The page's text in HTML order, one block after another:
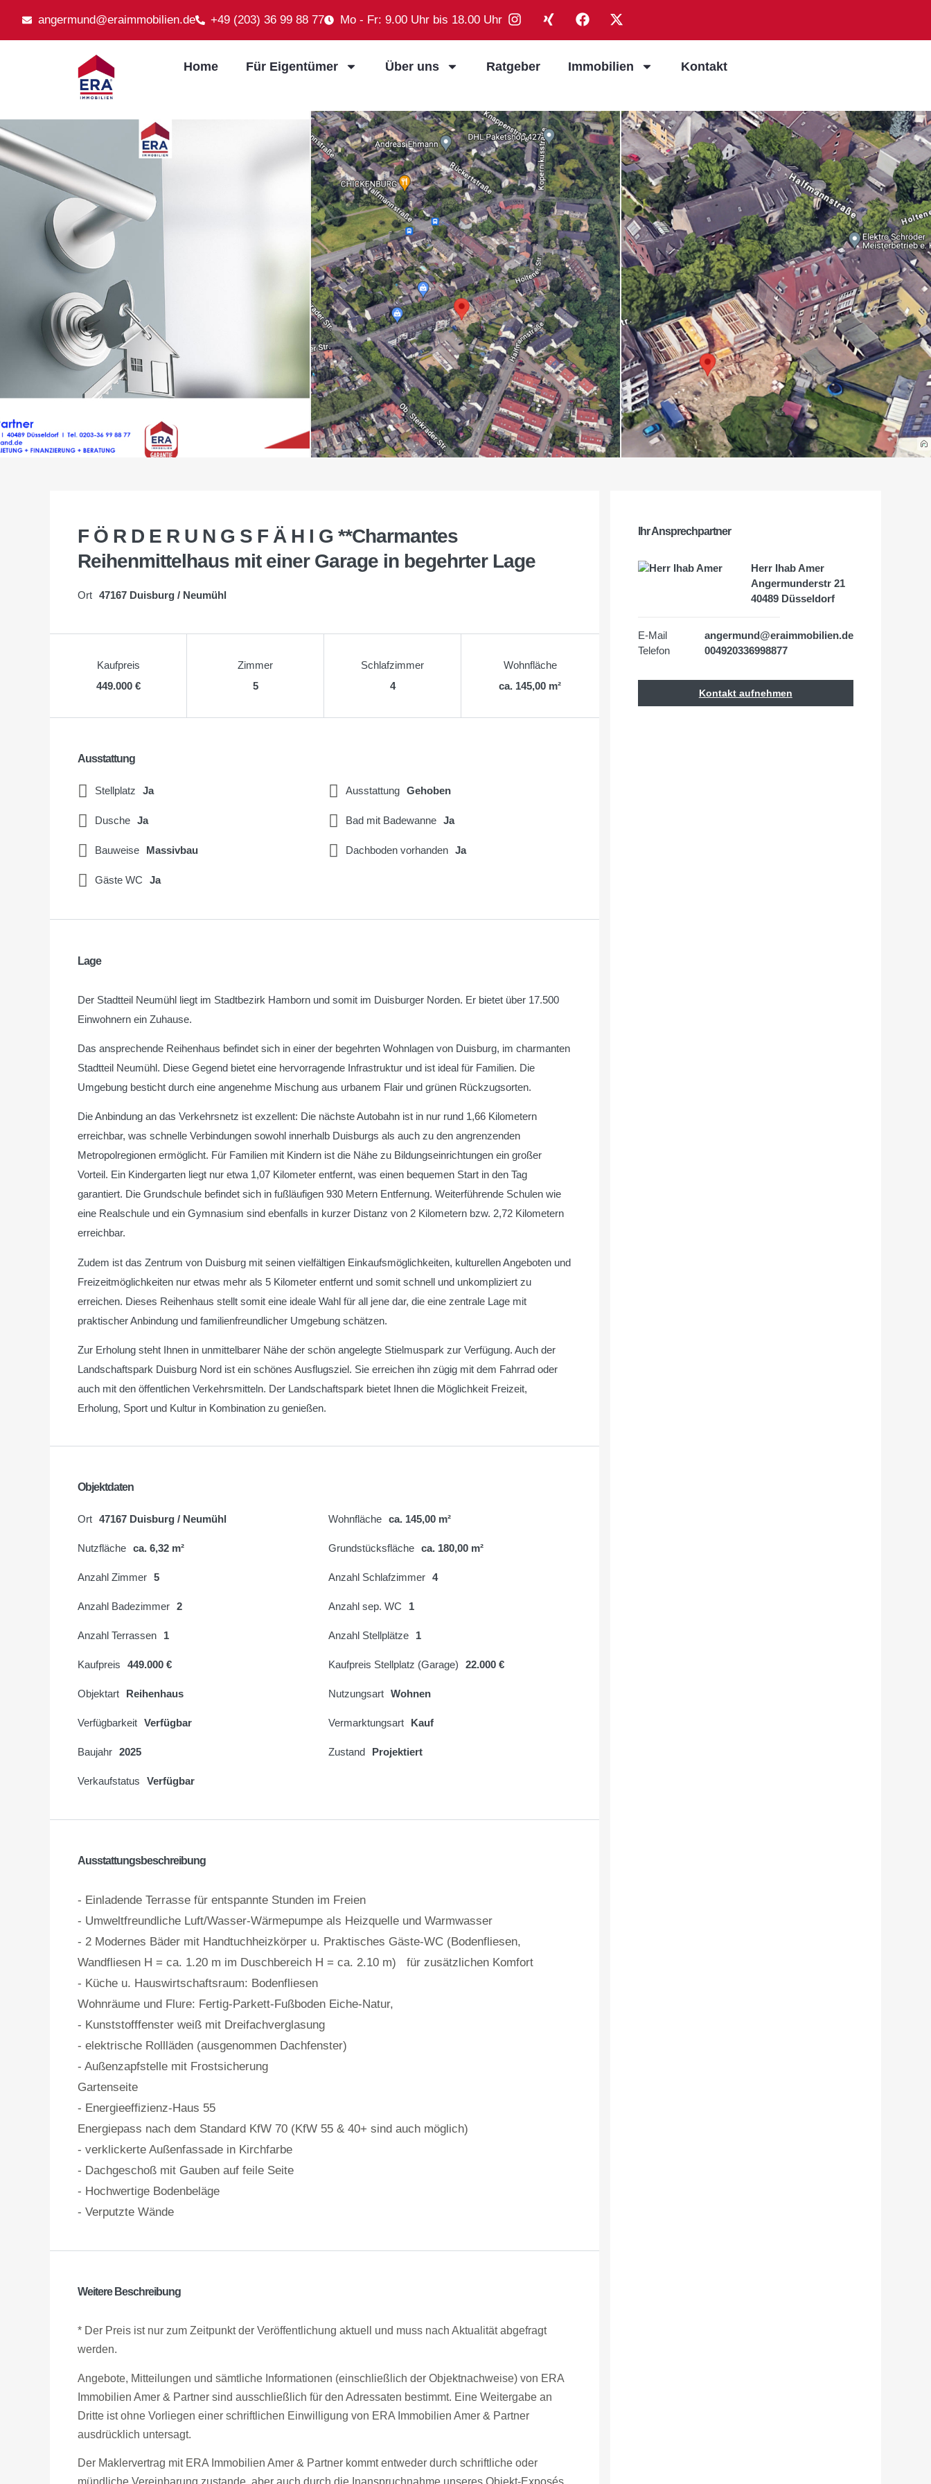
angermund@eraimmobilien.de +49 (203) 36 99 88 77 Mo - Fr: 9.00 Uhr bis 18.00 Uhr
Home Für Eigentümer Über uns Ratgeber Immobilien Kontakt
F Ö R D E R U N G S F Ä H I G **Charmantes
Reihenmittelhaus mit einer Garage in begehrter Lage
Ort 47167 Duisburg / Neumühl
Kaufpreis
449.000 €
Zimmer
5
Schlafzimmer
4
Wohnfläche
ca. 145,00 m²
Ausstattung
Stellplatz Ja Ausstattung Gehoben
Dusche Ja Bad mit Badewanne Ja
Bauweise Massivbau Dachboden vorhanden Ja
Gäste WC Ja
Lage
Der Stadtteil Neumühl liegt im Stadtbezirk Hamborn und somit im Duisburger Norden. Er bietet über 17.500
Einwohnern ein Zuhause.
Das ansprechende Reihenhaus befindet sich in einer der begehrten Wohnlagen von Duisburg, im charmanten
Stadtteil Neumühl. Diese Gegend bietet eine hervorragende Infrastruktur und ist ideal für Familien. Die
Umgebung besticht durch eine angenehme Mischung aus urbanem Flair und grünen Rückzugsorten.
Die Anbindung an das Verkehrsnetz ist exzellent: Die nächste Autobahn ist in nur rund 1,66 Kilometern
erreichbar, was schnelle Verbindungen sowohl innerhalb Duisburgs als auch zu den angrenzenden
Metropolregionen ermöglicht. Für Familien mit Kindern ist die Nähe zu Bildungseinrichtungen ein großer
Vorteil. Ein Kindergarten liegt nur etwa 1,07 Kilometer entfernt, was einen bequemen Start in den Tag
garantiert. Die Grundschule befindet sich in fußläufigen 930 Metern Entfernung. Weiterführende Schulen wie
eine Realschule und ein Gymnasium sind ebenfalls in kurzer Distanz von 2 Kilometern bzw. 2,72 Kilometern
erreichbar.
Zudem ist das Zentrum von Duisburg mit seinen vielfältigen Einkaufsmöglichkeiten, kulturellen Angeboten und
Freizeitmöglichkeiten nur etwas mehr als 5 Kilometer entfernt und somit schnell und unkompliziert zu
erreichen. Dieses Reihenhaus stellt somit eine ideale Wahl für all jene dar, die eine zentrale Lage mit
praktischer Anbindung und familienfreundlicher Umgebung schätzen.
Zur Erholung steht Ihnen in unmittelbarer Nähe der schön angelegte Stielmuspark zur Verfügung. Auch der
Landschaftspark Duisburg Nord ist ein schönes Ausflugsziel. Sie erreichen ihn zügig mit dem Fahrrad oder
auch mit den öffentlichen Verkehrsmitteln. Der Landschaftspark bietet Ihnen die Möglichkeit Freizeit,
Erholung, Sport und Kultur in Kombination zu genießen.
Objektdaten
Ort 47167 Duisburg / Neumühl Wohnfläche ca. 145,00 m²
Nutzfläche ca. 6,32 m² Grundstücksfläche ca. 180,00 m²
Anzahl Zimmer 5 Anzahl Schlafzimmer 4
Anzahl Badezimmer 2 Anzahl sep. WC 1
Anzahl Terrassen 1 Anzahl Stellplätze 1
Kaufpreis 449.000 € Kaufpreis Stellplatz (Garage) 22.000 €
Objektart Reihenhaus Nutzungsart Wohnen
Verfügbarkeit Verfügbar Vermarktungsart Kauf
Baujahr 2025 Zustand Projektiert
Verkaufstatus Verfügbar
Ausstattungsbeschreibung
- Einladende Terrasse für entspannte Stunden im Freien
- Umweltfreundliche Luft/Wasser-Wärmepumpe als Heizquelle und Warmwasser
- 2 Modernes Bäder mit Handtuchheizkörper u. Praktisches Gäste-WC (Bodenfliesen,
Wandfliesen H = ca. 1.20 m im Duschbereich H = ca. 2.10 m) für zusätzlichen Komfort
- Küche u. Hauswirtschaftsraum: Bodenfliesen
Wohnräume und Flure: Fertig-Parkett-Fußboden Eiche-Natur,
- Kunststofffenster weiß mit Dreifachverglasung
- elektrische Rollläden (ausgenommen Dachfenster)
- Außenzapfstelle mit Frostsicherung
Gartenseite
- Energieeffizienz-Haus 55
Energiepass nach dem Standard KfW 70 (KfW 55 & 40+ sind auch möglich)
- verklickerte Außenfassade in Kirchfarbe
- Dachgeschoß mit Gauben auf feile Seite
- Hochwertige Bodenbeläge
- Verputzte Wände
Weitere Beschreibung
* Der Preis ist nur zum Zeitpunkt der Veröffentlichung aktuell und muss nach Aktualität abgefragt
werden.
Angebote, Mitteilungen und sämtliche Informationen (einschließlich der Objektnachweise) von ERA
Immobilien Amer & Partner sind ausschließlich für den Adressaten bestimmt. Eine Weitergabe an
Dritte ist ohne Vorliegen einer schriftlichen Einwilligung von ERA Immobilien Amer & Partner
ausdrücklich untersagt.
Der Maklervertrag mit ERA Immobilien Amer & Partner kommt entweder durch schriftliche oder
mündliche Vereinbarung zustande, aber auch durch die Inanspruchnahme unseres Objekt-Exposés.
Ihr Ansprechpartner
Herr Ihab Amer
Angermunderstr 21
40489 Düsseldorf
E-Mail
angermund@eraimmobilien.de
Telefon
004920336998877
Kontakt aufnehmen